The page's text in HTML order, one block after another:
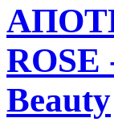
ROSE
Beauty